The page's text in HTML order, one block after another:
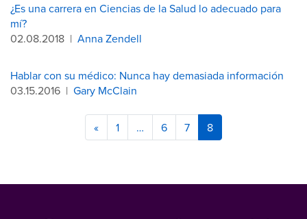
¿Es una carrera en Ciencias de la Salud lo adecuado para
mí?
02.08.2018 | Anna Zendell
Hablar con su médico: Nunca hay demasiada información
03.15.2016 | Gary McClain
« 1 … 6 7 8